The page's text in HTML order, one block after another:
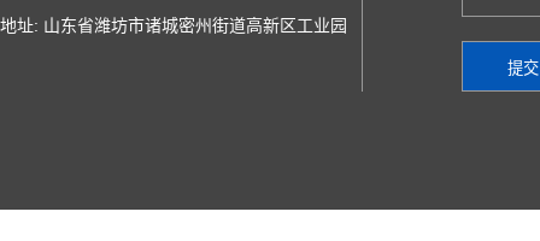
地址: 山东省潍坊市诸城密州街道高新区工业园